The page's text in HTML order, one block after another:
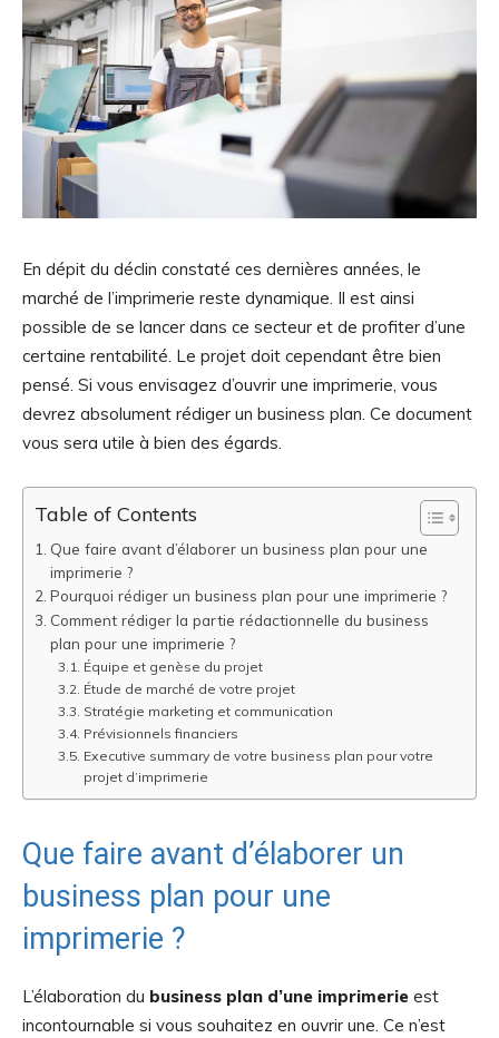
En dépit du déclin constaté ces dernières années, le
marché de l’imprimerie reste dynamique. Il est ainsi
possible de se lancer dans ce secteur et de profiter d’une
certaine rentabilité. Le projet doit cependant être bien
pensé. Si vous envisagez d’ouvrir une imprimerie, vous
devrez absolument rédiger un business plan. Ce document
vous sera utile à bien des égards.
Table of Contents
Que faire avant d’élaborer un business plan pour une
imprimerie ?
Pourquoi rédiger un business plan pour une imprimerie ?
Comment rédiger la partie rédactionnelle du business
plan pour une imprimerie ?
Équipe et genèse du projet
Étude de marché de votre projet
Stratégie marketing et communication
Prévisionnels financiers
Executive summary de votre business plan pour votre
projet d’imprimerie
Que faire avant d’élaborer un
business plan pour une
imprimerie ?
L’élaboration du business plan d’une imprimerie est
incontournable si vous souhaitez en ouvrir une. Ce n’est